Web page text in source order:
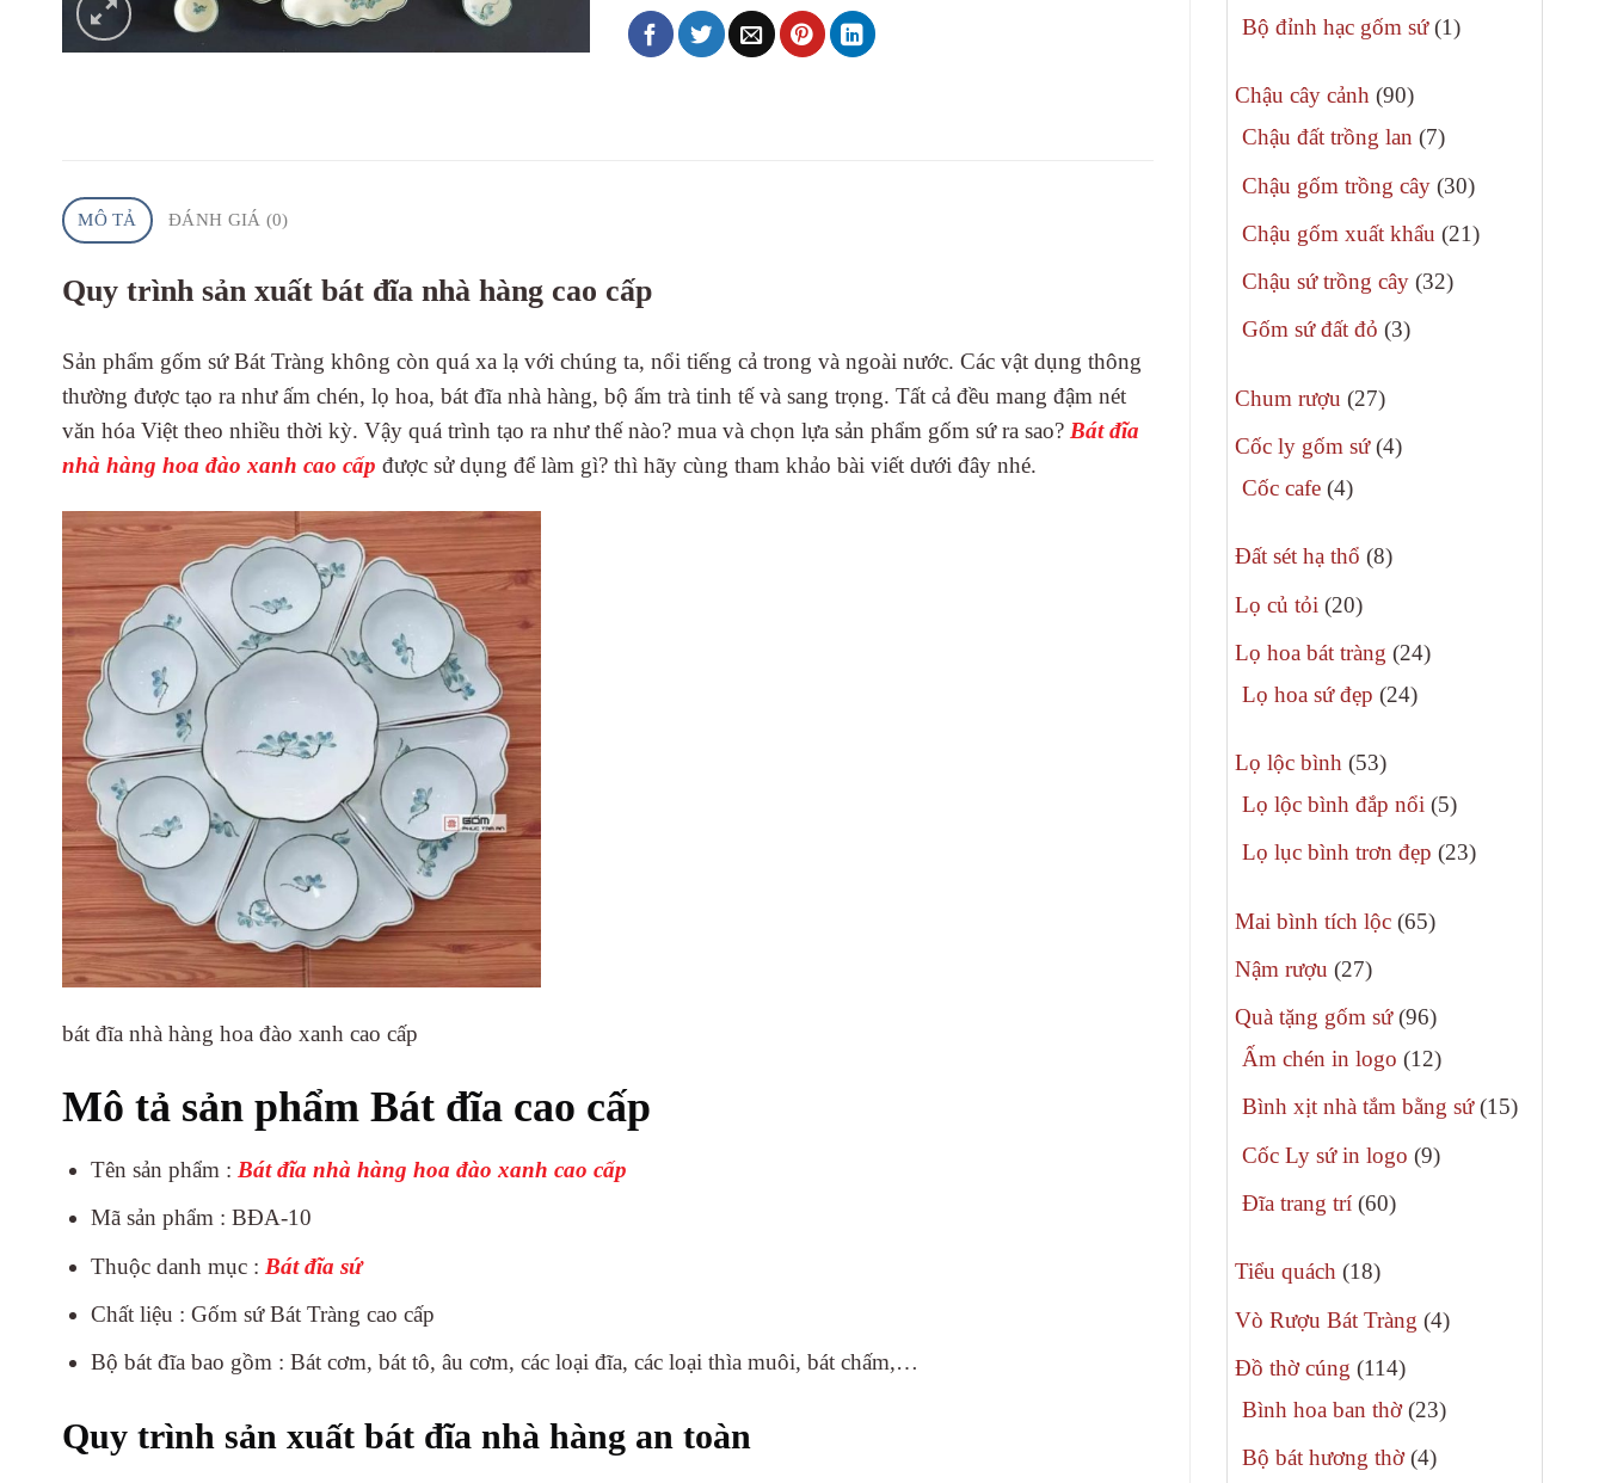
sản
Bộ đỉnh hạc gốm sứ 11
Chậu cây cảnh 9090
sản
Chậu đất trồng lan 77
phẩm
Chậu gốm trồng cây 3030
phẩm
Chậu gốm xuất khẩu 2121
Chậu sứ trồng cây 3232
Gốm sứ đất đỏ 33
Chum rượu 2727
phẩm
Cốc ly gốm sứ 44
Cốc cafe 44
phẩm
Đất sét hạ thổ 88
Lọ củ tỏi 2020
phẩm
Lọ hoa bát tràng 2424
Lọ hoa sứ đẹp 2424
Lọ lộc bình 5353
sản
Lọ lộc bình đắp nổi 55
phẩm
Lọ lục bình trơn đẹp 2323
Mai bình tích lộc 6565
Nậm rượu 2727
phẩm
Quà tặng gốm sứ 9696
sản
Ấm chén in logo 1212
phẩm
Bình xịt nhà tắm bằng sứ 1515
Cốc Ly sứ in logo 99
Đĩa trang trí 6060
Tiểu quách 1818
phẩm
Vò Rượu Bát Tràng 44
Đồ thờ cúng 114114
sản
Bình hoa ban thờ 2323
Bộ bát hương thờ 44
MÔ TẢ ĐÁNH GIÁ (0)
Quy trình sản xuất bát đĩa nhà hàng cao cấp
Sản phẩm gốm sứ Bát Tràng không còn quá xa lạ với chúng ta, nổi tiếng cả trong và ngoài nước. Các vật dụng thông
thường được tạo ra như ấm chén, lọ hoa, bát đĩa nhà hàng, bộ ấm trà tinh tế và sang trọng. Tất cả đều mang đậm nét
văn hóa Việt theo nhiều thời kỳ. Vậy quá trình tạo ra như thế nào? mua và chọn lựa sản phẩm gốm sứ ra sao? Bát đĩa
nhà hàng hoa đào xanh cao cấp được sử dụng để làm gì? thì hãy cùng tham khảo bài viết dưới đây nhé.
bát đĩa nhà hàng hoa đào xanh cao cấp
Mô tả sản phẩm Bát đĩa cao cấp
Tên sản phẩm : Bát đĩa nhà hàng hoa đào xanh cao cấp
Mã sản phẩm : BĐA-10
Thuộc danh mục : Bát đĩa sứ
Chất liệu : Gốm sứ Bát Tràng cao cấp
Bộ bát đĩa bao gồm : Bát cơm, bát tô, âu cơm, các loại đĩa, các loại thìa muôi, bát chấm,…
Quy trình sản xuất bát đĩa nhà hàng an toàn